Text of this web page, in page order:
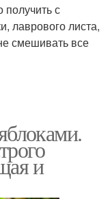
с
лаврового листа,
смешивать все
и